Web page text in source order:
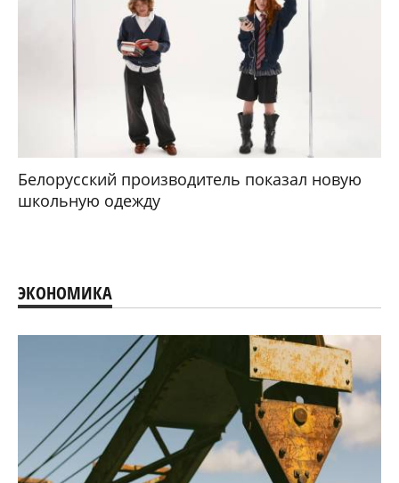
Белорусский производитель показал новую
школьную одежду
ЭКОНОМИКА